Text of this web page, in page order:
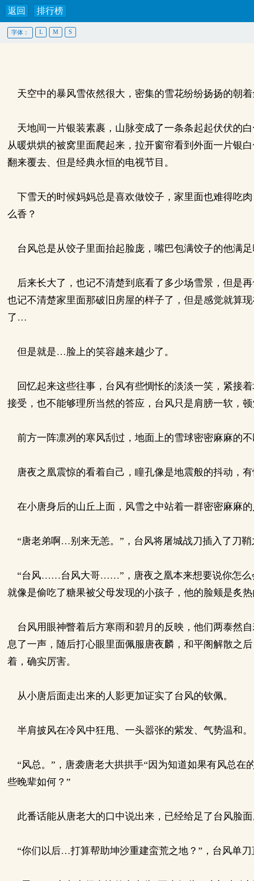
返回 排行榜
字体： L M S
天空中的暴风雪依然很大，密集的雪花纷纷扬扬的朝着
天地间一片银装素裹，山脉变成了一条条起起伏伏的
从暖烘烘的被窝里面爬起来，拉开窗帘看到外面一片银
翻来覆去、但是经典永恒的电视节目。
下雪天的时候妈妈总是喜欢做饺子，家里面也难得吃
么香？
台风总是从饺子里面抬起脸庞，嘴巴包满饺子的他满足
后来长大了，也记不清楚到底看了多少场雪景，但是
也记不清楚家里面那破旧房屋的样子了，但是感觉就算
了…
但是就是…脸上的笑容越来越少了。
回忆起来这些往事，台风有些惆怅的淡淡一笑，紧接
接受，也不能够理所当然的答应，台风只是肩膀一软，顿
前方一阵凛冽的寒风刮过，地面上的雪球密密麻麻的不
唐夜之凰震惊的看着自己，瞳孔像是地震般的抖动，有
在小唐身后的山丘上面，风雪之中站着一群密密麻麻的
“唐老弟啊…别来无恙。”，台风将屠城战刀插入了刀鞘
“台风……台风大哥……”，唐夜之凰本来想要说你怎么
就像是偷吃了糖果被父母发现的小孩子，他的脸颊是炙
台风用眼神瞥着后方寒雨和碧月的反映，他们两泰然
息了一声，随后打心眼里面佩服唐夜麟，和平阁解散之
着，确实厉害。
从小唐后面走出来的人影更加证实了台风的钦佩。
半肩披风在冷风中狂甩、一头嚣张的紫发、气势温和。
“风总。”，唐袭唐老大拱拱手“因为知道如果有风总
些晚辈如何？”
此番话能从唐老大的口中说出来，已经给足了台风脸面
“你们以后…打算帮助坤沙重建蛮荒之地？”，台风单刀